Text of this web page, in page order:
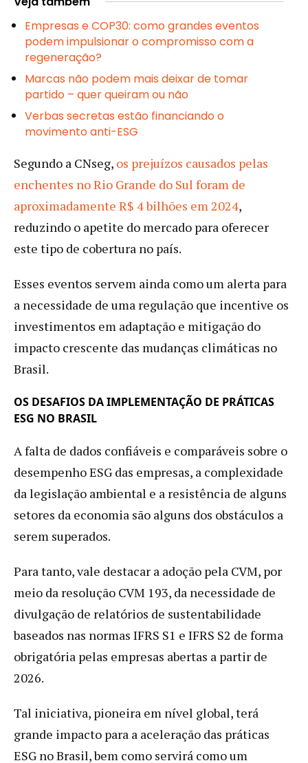
Empresas e COP30: como grandes eventos
podem impulsionar o compromisso com a
regeneração?
Marcas não podem mais deixar de tomar
partido – quer queiram ou não
Verbas secretas estão financiando o
movimento anti-ESG
Segundo a CNseg, os prejuízos causados pelas
enchentes no Rio Grande do Sul foram de
aproximadamente R$ 4 bilhões em 2024,
reduzindo o apetite do mercado para oferecer
este tipo de cobertura no país.
Esses eventos servem ainda como um alerta para
a necessidade de uma regulação que incentive os
investimentos em adaptação e mitigação do
impacto crescente das mudanças climáticas no
Brasil.
OS DESAFIOS DA IMPLEMENTAÇÃO DE PRÁTICAS
ESG NO BRASIL
A falta de dados confiáveis e comparáveis sobre o
desempenho ESG das empresas, a complexidade
da legislação ambiental e a resistência de alguns
setores da economia são alguns dos obstáculos a
serem superados.
Para tanto, vale destacar a adoção pela CVM, por
meio da resolução CVM 193, da necessidade de
divulgação de relatórios de sustentabilidade
baseados nas normas IFRS S1 e IFRS S2 de forma
obrigatória pelas empresas abertas a partir de
2026.
Tal iniciativa, pioneira em nível global, terá
grande impacto para a aceleração das práticas
ESG no Brasil, bem como servirá como um